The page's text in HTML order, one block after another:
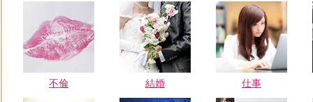
不倫 結婚 仕事